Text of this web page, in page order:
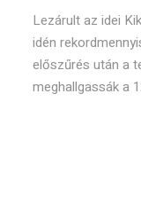
Lezárult az idei
idén
előszűrés után a
meghallgassák a